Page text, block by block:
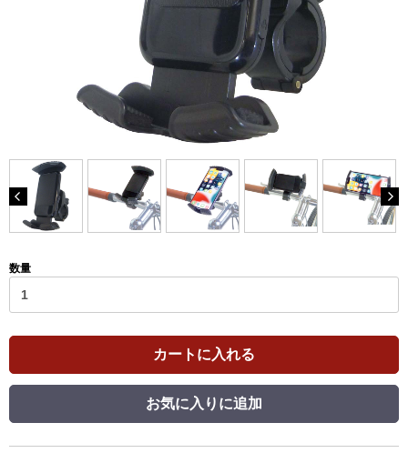
数量
カートに入れる
お気に入りに追加